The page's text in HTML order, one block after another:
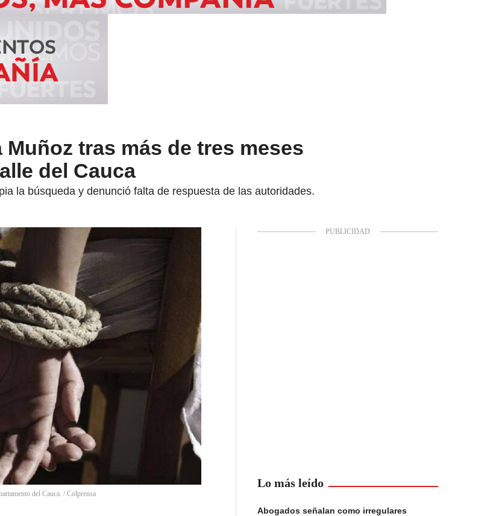
tras más de tres meses
del Cauca
la búsqueda y denunció falta de respuesta de las autoridades.
del Cauca. / Colprensa
Lo más leído
Abogados señalan como irregulares